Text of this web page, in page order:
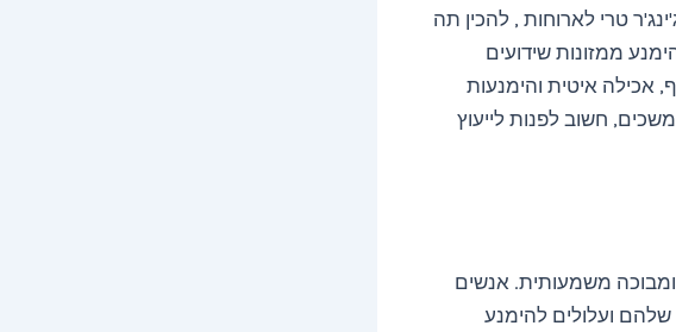
טרי לארוחות , להכין תה
ממזונות שידועים
אכילה איטית והימנעות
חשוב לפנות לייעוץ
משמעותית. אנשים
ועלולים להימנע